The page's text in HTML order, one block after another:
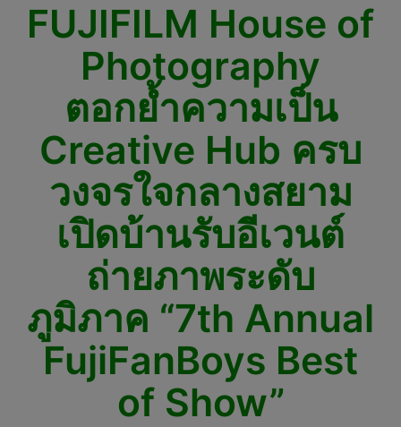
FUJIFILM House of
Photography
ตอกย้ำความเป็น
Creative Hub ครบ
วงจรใจกลางสยาม
เปิดบ้านรับอีเวนต์
ถ่ายภาพระดับ
ภูมิภาค “7th Annual
FujiFanBoys Best
of Show”